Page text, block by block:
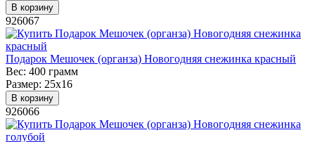
В корзину
926067
Подарок Мешочек (органза) Новогодняя снежинка красный
Вес: 400 грамм
Размер: 25х16
В корзину
926066